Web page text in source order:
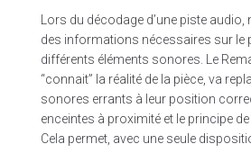
Lors du décodage d’une piste
des informations nécessaires sur le
différents éléments sonores. Le
“connait” la réalité de la pièce, va
sonores errants à leur position
enceintes à proximité et le principe
Cela permet, avec une seule